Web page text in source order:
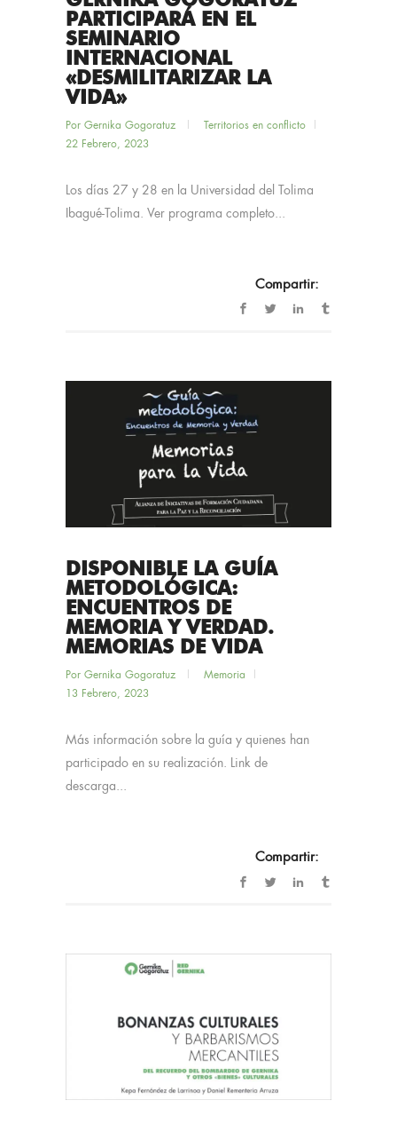
PARTICIPARÁ EN EL
SEMINARIO
INTERNACIONAL
«DESMILITARIZAR LA
VIDA»
Por Gernika Gogoratuz
Territorios en conflicto
22 Febrero, 2023
Los días 27 y 28 en la Universidad del Tolima
Ibagué-Tolima. Ver programa completo...
Compartir:
DISPONIBLE LA GUÍA
METODOLÓGICA:
ENCUENTROS DE
MEMORIA Y VERDAD.
MEMORIAS DE VIDA
Por Gernika Gogoratuz
Memoria
13 Febrero, 2023
Más información sobre la guía y quienes han
participado en su realización. Link de
descarga...
Compartir: